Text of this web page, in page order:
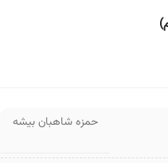
حمزه شاهبان بیشه